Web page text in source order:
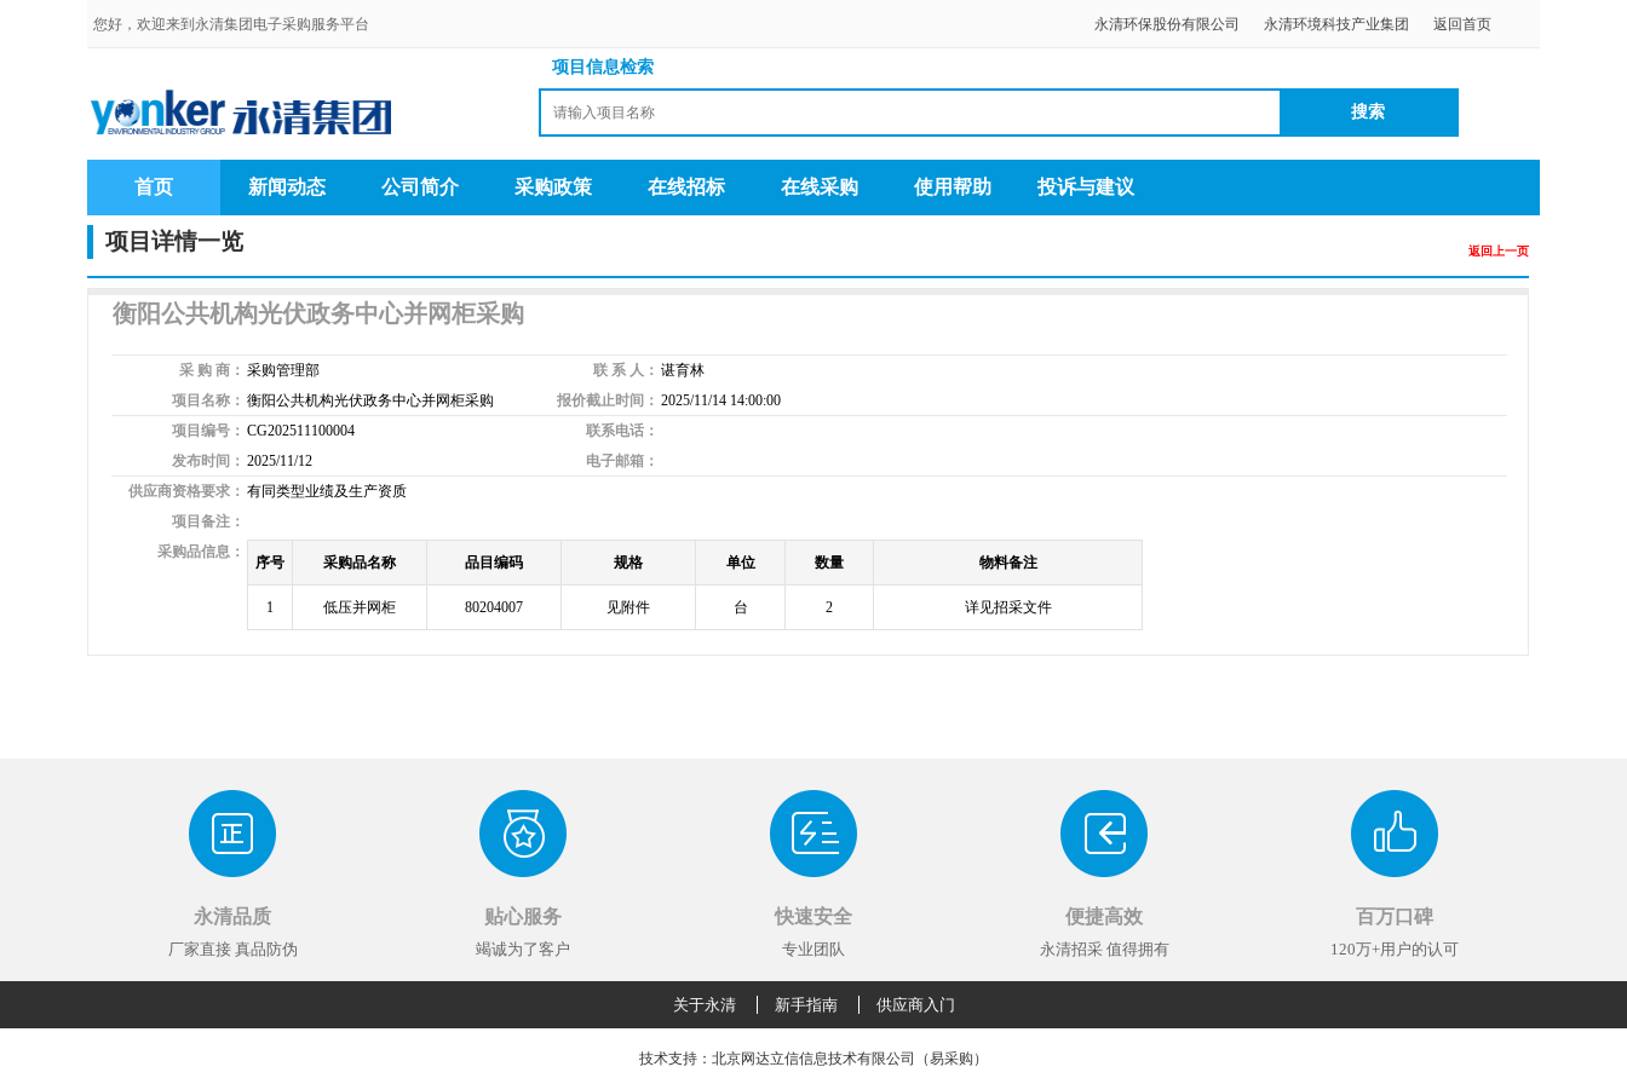
永清环保股份有限公司 永清环境科技产业集团 返回首页
您好，欢迎来到永清集团电子采购服务平台
项目信息检索
搜索
首页 新闻动态 公司简介 采购政策 在线招标 在线采购 使用帮助 投诉与建议
项目详情一览 返回上一页
衡阳公共机构光伏政务中心并网柜采购
采 购 商： 采购管理部 联 系 人： 谌育林
项目名称： 衡阳公共机构光伏政务中心并网柜采购 报价截止时间： 2025/11/14 14:00:00
项目编号： CG202511100004
联系电话：
发布时间： 2025/11/12
电子邮箱：
供应商资格要求： 有同类型业绩及生产资质
项目备注：
采购品信息：
序号 采购品名称 品目编码 规格 单位 数量 物料备注
1 低压并网柜 80204007 见附件 台 2 详见招采文件
永清品质
厂家直接 真品防伪
贴心服务
竭诚为了客户
快速安全
专业团队
便捷高效
永清招采 值得拥有
百万口碑
120万+用户的认可
关于永清 新手指南 供应商入门
技术支持：北京网达立信信息技术有限公司（易采购）